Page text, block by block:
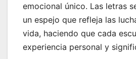
emocional único. Las letras
un espejo que refleja las
vida, haciendo que cada
experiencia personal y